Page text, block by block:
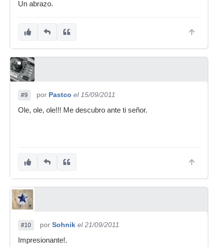
Un abrazo.
#9 por Pastco el 15/09/2011
Ole, ole, ole!!! Me descubro ante ti señor.
#10 por Sohnik el 21/09/2011
Impresionante!.